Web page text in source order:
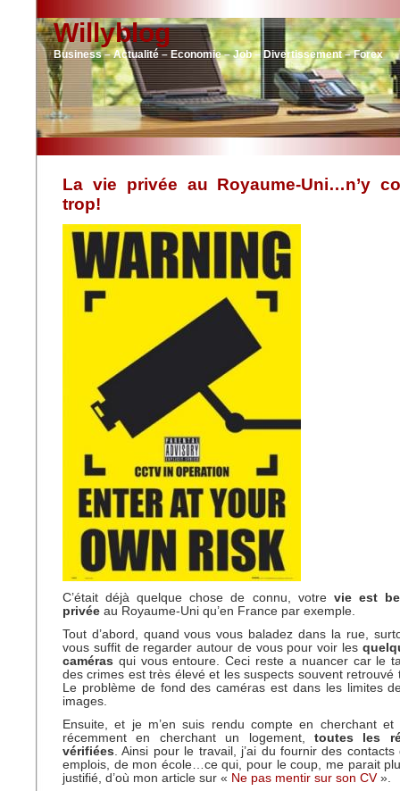
Willyblog
Business – Actualité – Economie – Job – Divertissement – Forex
La vie privée au Royaume-Uni…n’y
trop!
C’était déjà quelque chose de connu, votre vie est
privée au Royaume-Uni qu’en France par exemple.
Tout d’abord, quand vous vous baladez dans la rue,
vous suffit de regarder autour de vous pour voir les
caméras qui vous entoure. Ceci reste a nuancer car le
des crimes est très élevé et les suspects souvent retrouvé
Le problème de fond des caméras est dans les limites
images.
Ensuite, et je m’en suis rendu compte en cherchant et
récemment en cherchant un logement, toutes les
vérifiées. Ainsi pour le travail, j’ai du fournir des
emplois, de mon école…ce qui, pour le coup, me parait
justifié, d’où mon article sur « Ne pas mentir sur son CV».